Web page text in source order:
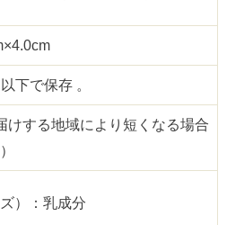
下で保存 。
する地域により短くなる場合
）：乳成分